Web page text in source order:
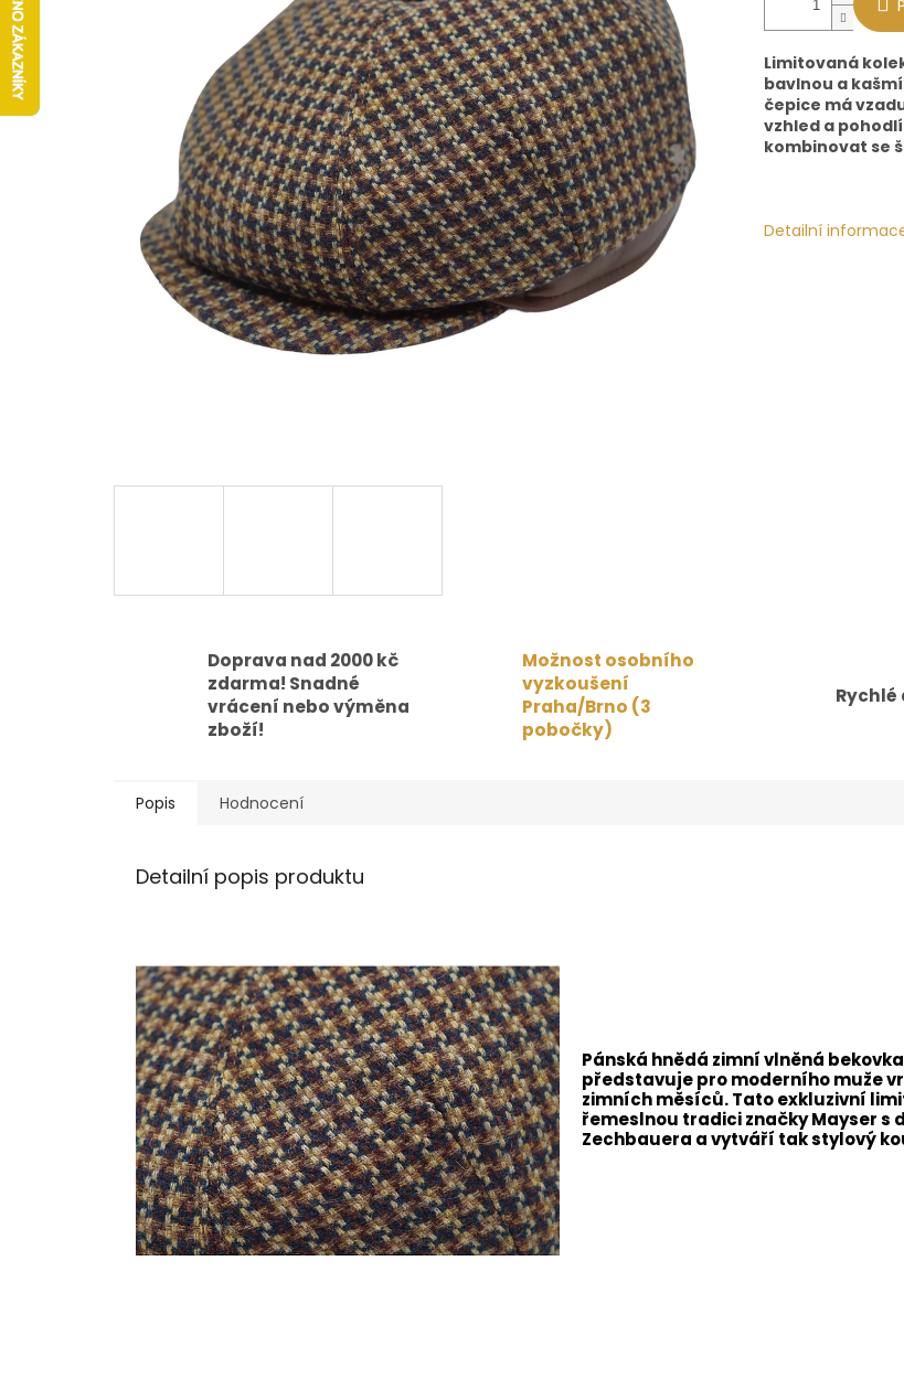
Limitovaná
bavlnou a
čepice má
vzhled a
kombinovat se
Detailní
Doprava nad 2000 kč
zdarma! Snadné
vrácení nebo výměna
zboží!
Možnost osobního
vyzkoušení
Praha/Brno (3
pobočky)
Popis Hodnocení
Detailní popis produktu
Pánská hnědá zimní vlněná
představuje pro moderního muže
zimních měsíců. Tato exkluzivní
řemeslnou tradici značky Mayser s
Zechbauera a vytváří tak stylový